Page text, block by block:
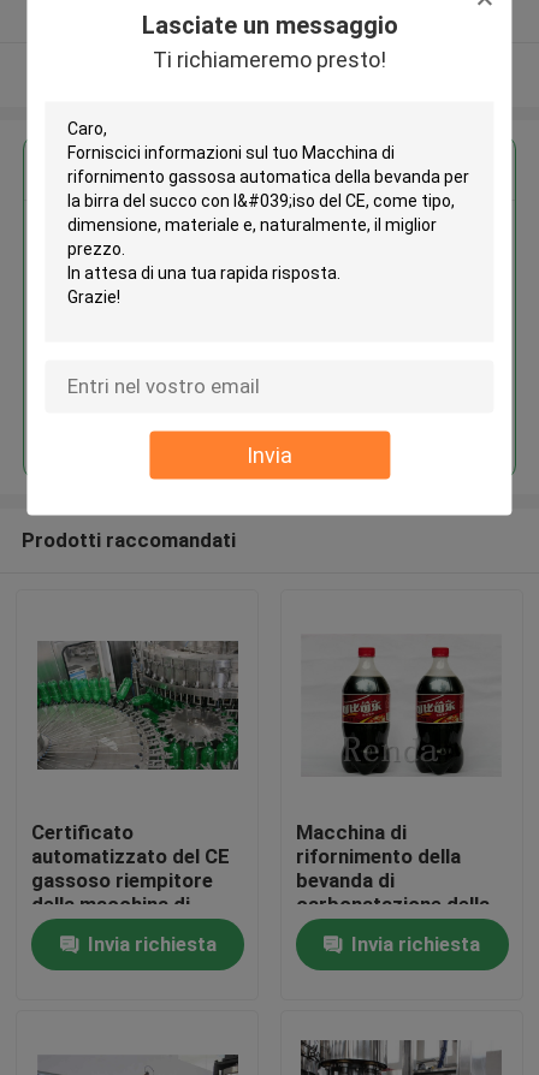
Lasciate un messaggio
Ti richiameremo presto!
Invia
Casa
Circa noi
Fornitore verificato
Osservi più
Ottieni il miglior prezzo per
Macchina di rifornimento
gassosa automatica della
Prodotti raccomandati
Certificato
automatizzato del CE
gassoso riempitore
della macchina di
rifornimento della
bevanda delle bibite
della macchina di
Invia richiesta
Macchina di
rifornimento della
bevanda di
carbonatazione della
bevanda
dell'imbottigliatrice
della soda della
in pieno
Invia richiesta